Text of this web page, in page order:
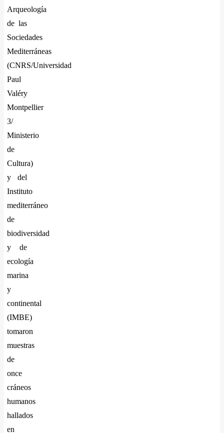
Arqueología
de las
Sociedades
Mediterráneas
(CNRS/Universidad
Paul
Valéry
Montpellier
3/
Ministerio
de
Cultura)
y del
Instituto
mediterráneo
de
biodiversidad
y de
ecología
marina
y
continental
(IMBE)
tomaron
muestras
de
once
cráneos
humanos
hallados
en